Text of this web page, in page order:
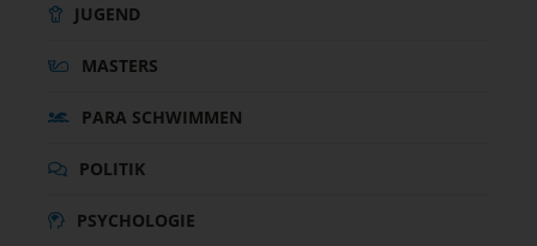
JUGEND
MASTERS
PARA SCHWIMMEN
POLITIK
PSYCHOLOGIE